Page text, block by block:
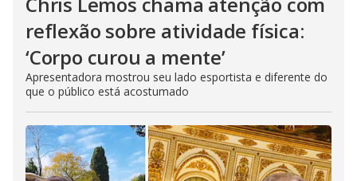
reflexão sobre atividade física:
‘Corpo curou a mente’
Apresentadora mostrou seu lado esportista e diferente do
que o público está acostumado